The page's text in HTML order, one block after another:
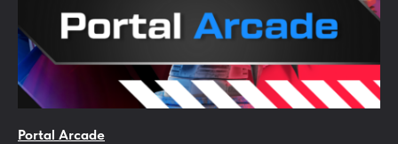
Portal Arcade